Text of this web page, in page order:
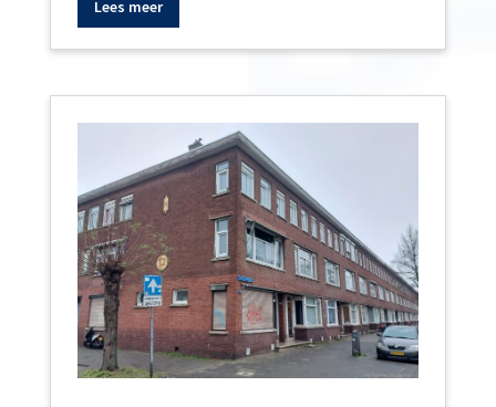
Lees meer